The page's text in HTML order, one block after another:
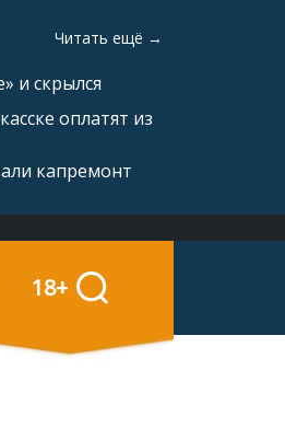
Читать ещё →
и скрылся
оплатят из
капремонт
18+